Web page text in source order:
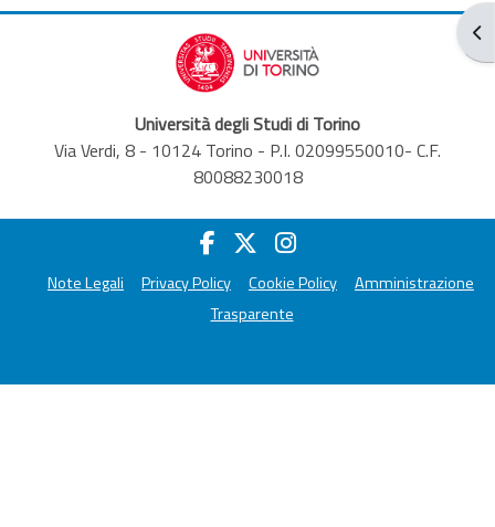
Università degli Studi di Torino
Via Verdi, 8 - 10124 Torino - P.I. 02099550010- C.F.
80088230018
Note Legali Privacy Policy Cookie Policy
Amministrazione
Trasparente